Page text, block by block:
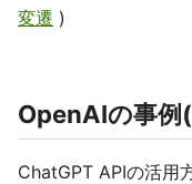
変遷 )
OpenAIの事例
ChatGPT APIの活用